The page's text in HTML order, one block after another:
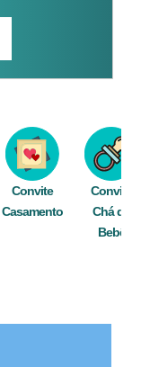
Convite
Casamento
Convite
Chá de
Bebê